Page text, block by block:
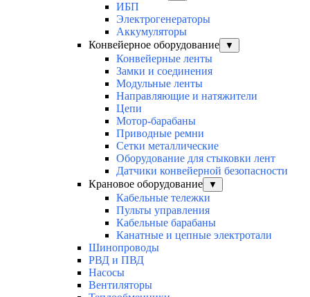
ИБП
Электрогенераторы
Аккумуляторы
Конвейерное оборудование
▼
Конвейерные ленты
Замки и соединения
Модульные ленты
Направляющие и натяжители
Цепи
Мотор-барабаны
Приводные ремни
Сетки металлические
Оборудование для стыковки лент
Датчики конвейерной безопасности
Крановое оборудование
▼
Кабельные тележки
Пульты управления
Кабельные барабаны
Канатные и цепные электротали
Шинопроводы
РВД и ПВД
Насосы
Вентиляторы